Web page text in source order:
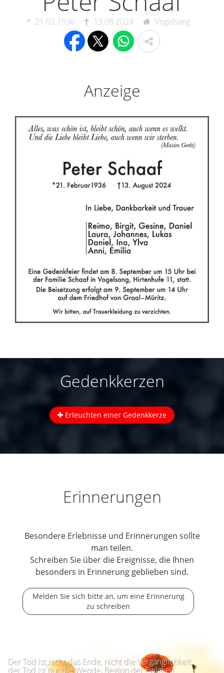
21.02.1936 13.08.2024 Vogelsang
Anzeige
Gedenkkerzen
Erleuchten einer Gedenkkerze
Erinnerungen
Besondere Erlebnisse und Erinnerungen sollte
man teilen.
Schreiben Sie über die Ereignisse, die Ihnen
besonders in Erinnerung geblieben sind.
Melden Sie sich bitte an, um eine Erinnerung
zu schreiben
Der Tod ist nicht das Ende, nicht die Vergänglichkeit,
der Tod ist nur die Wende, Beginn der Ewigkeit.